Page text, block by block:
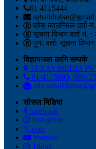
01-4115444
प्रेस काउन्सिल दर्ता
सूचना विभाग दर्ता नं.
पुनः दर्ता: सूचना
विज्ञापनका लागि सम्पर्क
TEXAS MEDIA
01-4115000,
सोसल मिडिया
facebook
Instagram
𝕏.com
Youtube
Tiktok